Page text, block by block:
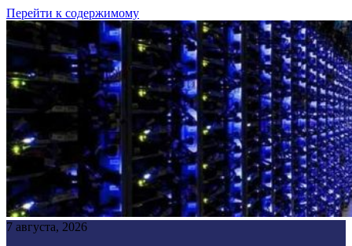
Перейти к содержимому
7 августа, 2026